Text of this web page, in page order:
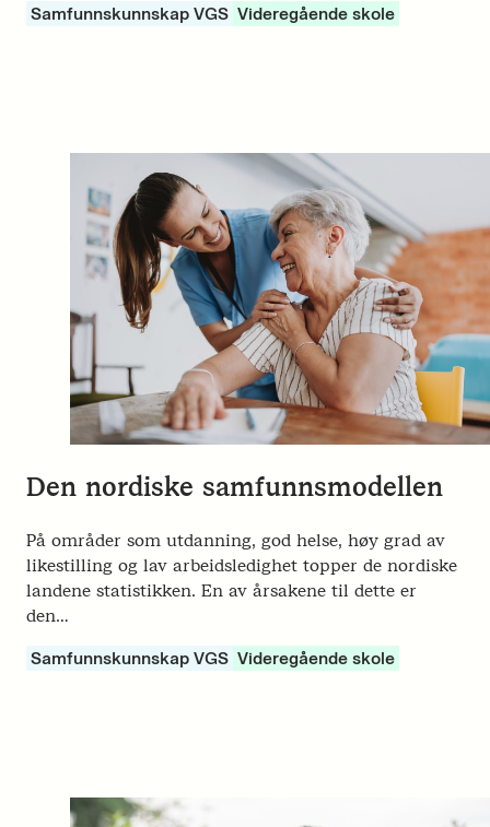
Samfunnskunnskap VGS Videregående skole
Den nordiske samfunnsmodellen
På områder som utdanning, god helse, høy grad av
likestilling og lav arbeidsledighet topper de nordiske
landene statistikken. En av årsakene til dette er
den…
Samfunnskunnskap VGS Videregående skole